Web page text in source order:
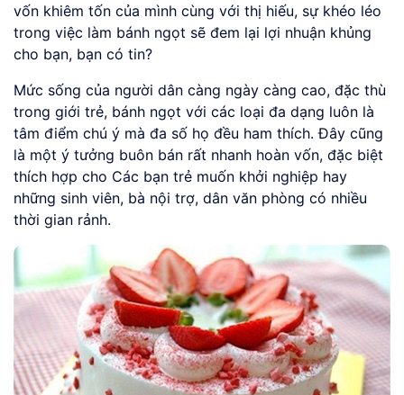
vốn khiêm tốn của mình cùng với thị hiếu, sự khéo léo
trong việc làm bánh ngọt sẽ đem lại lợi nhuận khủng
cho bạn, bạn có tin?
Mức sống của người dân càng ngày càng cao, đặc thù
trong giới trẻ, bánh ngọt với các loại đa dạng luôn là
tâm điểm chú ý mà đa số họ đều ham thích. Đây cũng
là một ý tưởng buôn bán rất nhanh hoàn vốn, đặc biệt
thích hợp cho Các bạn trẻ muốn khởi nghiệp hay
những sinh viên, bà nội trợ, dân văn phòng có nhiều
thời gian rảnh.